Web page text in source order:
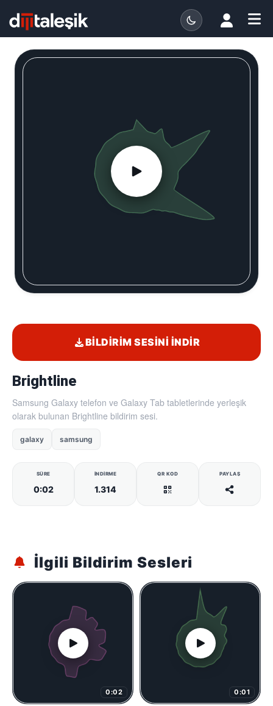
Brightline
Samsung Galaxy telefon ve Galaxy Tab tabletlerinde yerleşik
olarak bulunan Brightline bildirim sesi.
galaxy samsung
SÜRE
0:02
İNDIRME
1.314
QR KOD PAYLAŞ
BILDIRIM SESINI İNDIR
İlgili Bildirim Sesleri
0:02 0:01